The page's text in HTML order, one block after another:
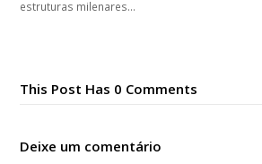
estruturas milenares…
This Post Has 0 Comments
Deixe um comentário